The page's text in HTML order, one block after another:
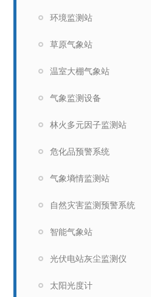
环境监测站
草原气象站
温室大棚气象站
气象监测设备
林火多元因子监测站
危化品预警系统
气象墒情监测站
自然灾害监测预警系统
智能气象站
光伏电站灰尘监测仪
太阳光度计